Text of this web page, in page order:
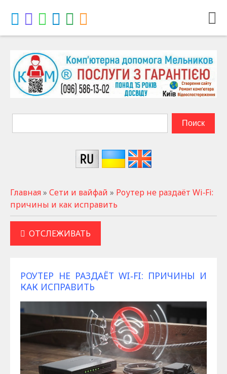
Главная» Сети и вайфай » Роутер не раздаёт Wi‑Fi:
причины и как исправить
ОТСЛЕЖИВАТЬ
РОУТЕР НЕ РАЗДАЁТ WI‑FI: ПРИЧИНЫ И
КАК ИСПРАВИТЬ